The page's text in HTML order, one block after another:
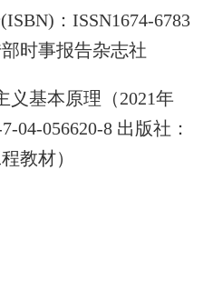
(ISBN) ： ISSN1674-6783
时事报告杂志社
义基本原理（2021年
04-056620-8 出版社：
教材）